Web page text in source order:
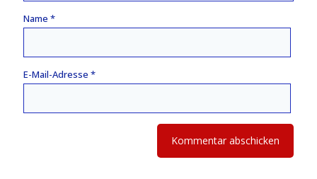
Name *
E-Mail-Adresse *